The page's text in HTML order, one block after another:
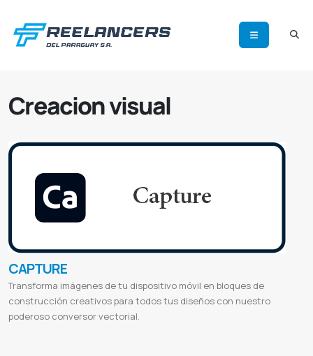
Creacion visual
CAPTURE
Transforma imágenes de tu dispositivo móvil en bloques de
construcción creativos para todos tus diseños con nuestro
poderoso conversor vectorial.